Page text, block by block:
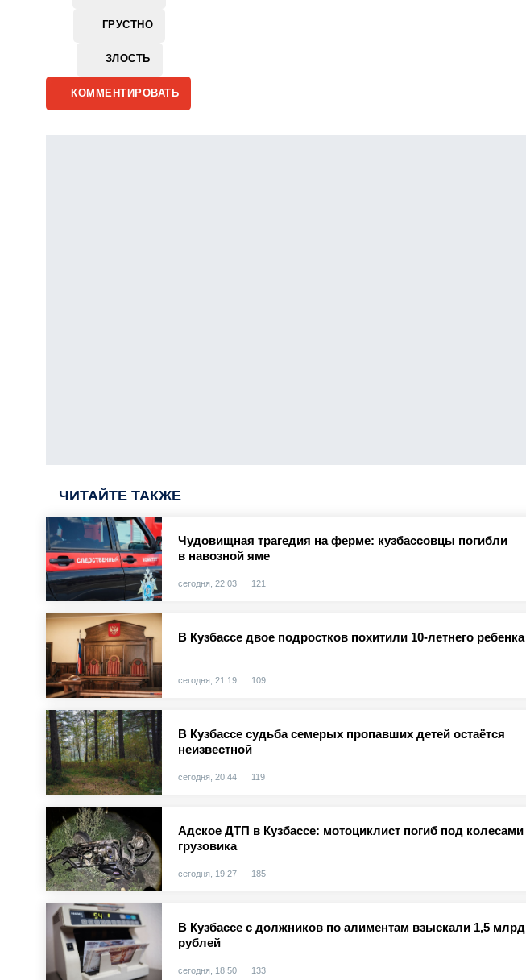
ГРУСТНО
ЗЛОСТЬ
КОММЕНТИРОВАТЬ
ЧИТАЙТЕ ТАКЖЕ
Чудовищная трагедия на ферме: кузбассовцы погибли
в навозной яме
сегодня, 22:03 121
В Кузбассе двое подростков похитили 10-летнего ребенка
сегодня, 21:19 109
В Кузбассе судьба семерых пропавших детей остаётся
неизвестной
сегодня, 20:44 119
Адское ДТП в Кузбассе: мотоциклист погиб под колесами
грузовика
сегодня, 19:27 185
В Кузбассе с должников по алиментам взыскали 1,5 млрд
рублей
сегодня, 18:50 133